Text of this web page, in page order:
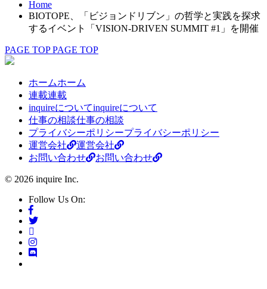
Home
BIOTOPE、「ビジョンドリブン」の哲学と実践を探求
するイベント「VISION-DRIVEN SUMMIT #1」を開催
PAGE TOP PAGE TOP
ホームホーム
連載連載
inquireについてinquireについて
仕事の相談仕事の相談
プライバシーポリシープライバシーポリシー
運営会社
運営会社
お問い合わせ
お問い合わせ
© 2026 inquire Inc.
Follow Us On: